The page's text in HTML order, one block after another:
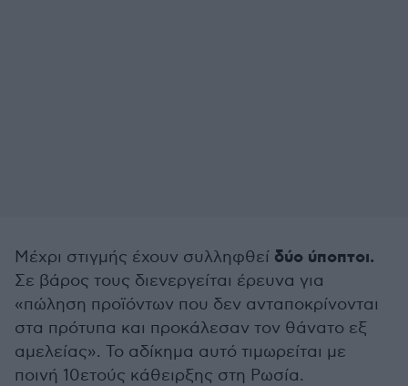
Μέχρι στιγμής έχουν συλληφθεί δύο ύποπτοι.
Σε βάρος τους διενεργείται έρευνα για
«πώληση προϊόντων που δεν ανταποκρίνονται
στα πρότυπα και προκάλεσαν τον θάνατο εξ
αμελείας». Το αδίκημα αυτό τιμωρείται με
ποινή 10ετούς κάθειρξης στη Ρωσία.